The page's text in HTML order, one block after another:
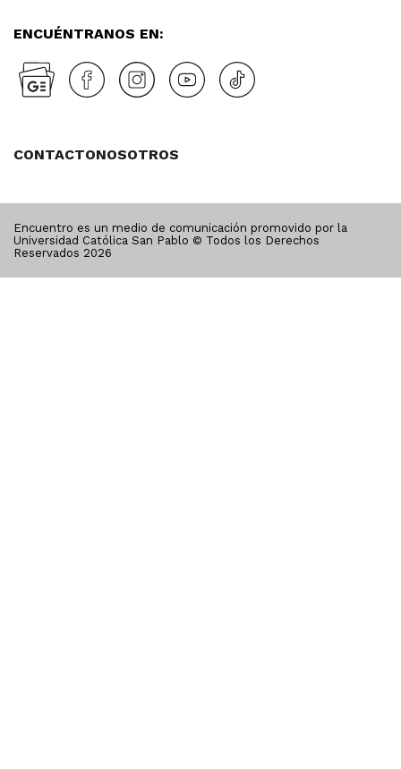
ENCUÉNTRANOS EN:
CONTACTONOSOTROS
Encuentro es un medio de comunicación promovido por la
Universidad Católica San Pablo © Todos los Derechos
Reservados 2026